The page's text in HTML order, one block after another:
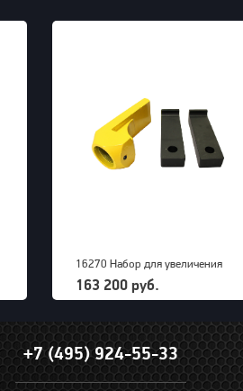
16270 Набор для увеличения
радиуса снятия покрышек для
грузовых машин до 63" OTP 2000
163 200 руб.
+7 (495) 924-55-33